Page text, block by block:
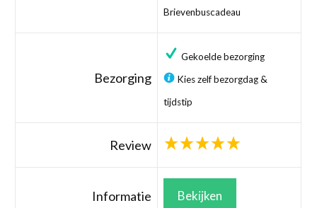
Brievenbuscadeau
Bezorging
Gekoelde bezorging
Kies zelf bezorgdag &
tijdstip
Review
Informatie Bekijken